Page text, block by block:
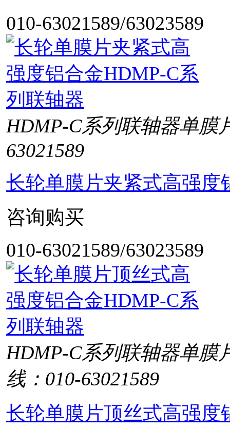
010-63021589/63023589
HDMP-C系列联轴器单膜
63021589
长轮单膜片夹紧式高强度
咨询购买
010-63021589/63023589
HDMP-C系列联轴器单膜
线：010-63021589
长轮单膜片顶丝式高强度